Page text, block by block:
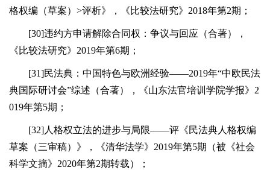
格权编（草案）>评析》，《比较法研究》2018年第2期；
[30]违约方申请解除合同权：争议与回应（合著），
《比较法研究》2019年第6期；
[31]民法典：中国特色与欧洲经验——2019年“中欧民法
典国际研讨会”综述（合著），《山东法官培训学院学报》2
019年第5期；
[32]人格权立法的进步与局限——评《民法典人格权编
草案（三审稿）》，《清华法学》2019年第5期（被《社会
科学文摘》2020年第2期转载）；